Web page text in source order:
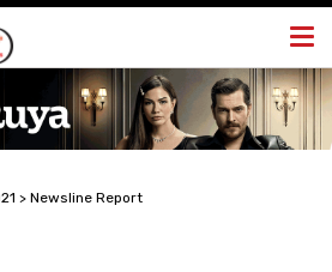
> Newsline Report